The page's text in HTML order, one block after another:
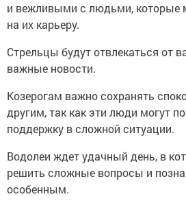
и вежливыми с людьми, которые
на их карьеру.
Стрельцы будут отвлекаться от
важные новости.
Козерогам важно сохранять
другим, так как эти люди могут
поддержку в сложной ситуации.
Водолеи ждет удачный день, в
решить сложные вопросы и
особенным.